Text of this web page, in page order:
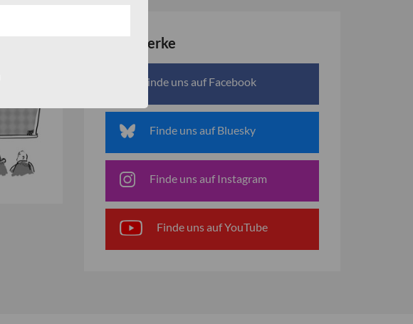
Netzwerke
Finde uns auf Facebook
Finde uns auf Bluesky
Finde uns auf Instagram
Finde uns auf YouTube